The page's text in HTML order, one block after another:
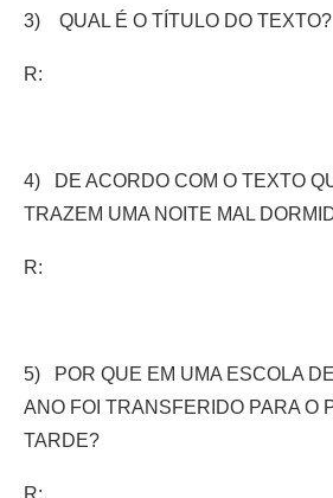
3) QUAL É O TÍTULO DO TEXTO?
R:
4) DE ACORDO COM O TEXTO
TRAZEM UMA NOITE MAL
R:
5) POR QUE EM UMA ESCOLA
ANO FOI TRANSFERIDO PARA O
TARDE?
R: